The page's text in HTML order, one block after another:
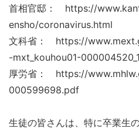
首相官邸： https://
ensho/coronavirus.html
文科省： https://
-mxt_kouhou01-
厚労省： https://
000599698.pdf
生徒の皆さんは、特に卒業生